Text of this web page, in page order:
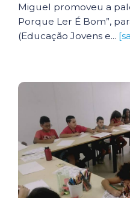
Miguel promoveu a
Porque Ler É Bom”,
(Educação Jovens e...